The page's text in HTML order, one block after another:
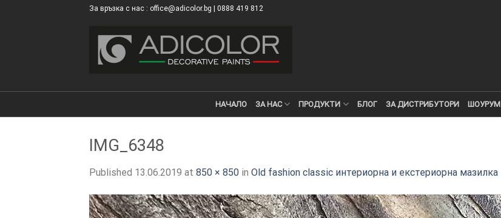
За връзка с нас : office@adicolor.bg | 0888 419 812
НАЧАЛО ЗА НАС ПРОДУКТИ БЛОГ ЗА ДИСТРИБУТОРИ ШОУРУМ
IMG_6348
Published 13.06.2019 at 850 × 850 in Old fashion classic интериорна и екстериорна мазилка